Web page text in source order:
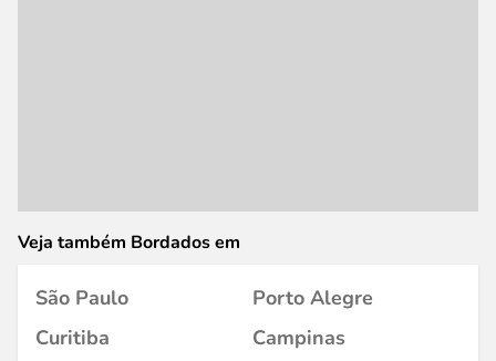
Veja também Bordados em
São Paulo
Porto Alegre
Curitiba
Campinas